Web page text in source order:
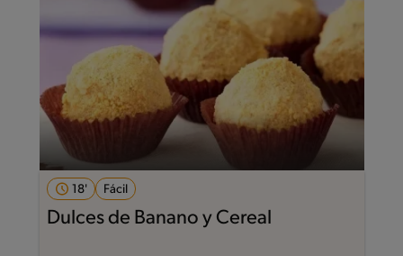
18' Fácil
Dulces de Banano y Cereal